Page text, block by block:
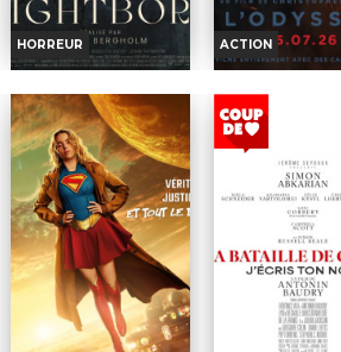
Jamel Debbouze, Josiane...
Acteurs : Monica
Callum Turner,...
HORREUR
Horaires et Infos
Bande-annonce
INT -12ans avec AVERT.
VF
INT -12ans
avec
AVERT.
Rêvant de
construire
une vie de
famille paisible, Saga et son
mari Jon s’installent dans la
ACTION
Horaires et
Bande-
INT. -12ans
INT. -12ans
après son
guerre de Troie, le
rentre enfin à
son voyage est